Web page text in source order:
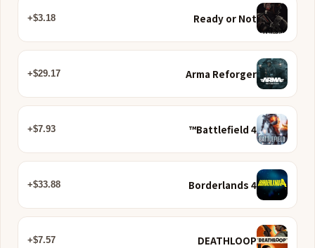
Ready or Not
$3.18+
Arma Reforger
$29.17+
Battlefield 4™
$7.93+
Borderlands 4
$33.88+
DEATHLOOP
$7.57+